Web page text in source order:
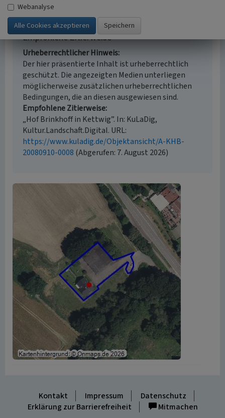
Empfohlene Zitierweise
Urheberrechtlicher Hinweis
Der hier präsentierte Inhalt ist urheberrechtlich
geschützt. Die angezeigten Medien unterliegen
möglicherweise zusätzlichen urheberrechtlichen
Bedingungen, die an diesen ausgewiesen sind.
Empfohlene Zitierweise
„Hof Brinkhoff in Kettwig”. In: KuLaDig,
Kultur.Landschaft.Digital. URL:
https://www.kuladig.de/Objektansicht/A-KHB-
20080910-0008 (Abgerufen: 7. August 2026)
Kontakt Impressum
Datenschutz
Erklärung zur Barrierefreiheit
Mitmachen
Webanalyse